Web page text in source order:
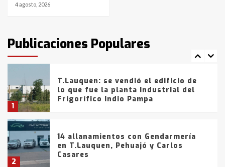
4 agosto, 2026
Publicaciones Populares
fueron detenidos por
comercialización de drogas en la
tarde del sábado
1
T.Lauquen: se vendió el edificio de
lo que fue la planta Industrial del
Frígorífico Indio Pampa
2
14 allanamientos con Gendarmería
en T.Lauquen, Pehuajó y Carlos
Casares